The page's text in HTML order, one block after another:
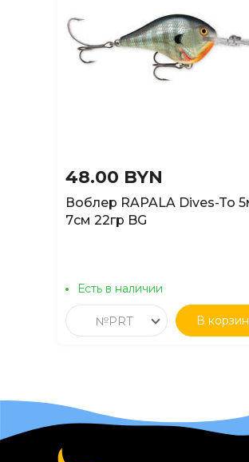
и мягкий шнур # 0,8-1,2 .
48.00 BYN
Воблер RAPALA Dives-To
7см 22гр BG
Есть в наличии
№PRT В